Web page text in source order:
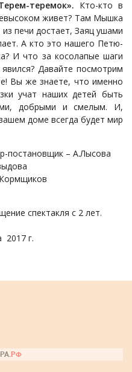
теремок». Кто-кто в
живет? Там Мышка
печи достает, Заяц ушами
А кто это нашего Петю-
И что за косолапые шаги
Давайте посмотрим
Вы же знаете, что именно
учат наших детей быть
добрыми и смелым. И,
доме всегда будет мир
постановщик – А.Лысова
спектакля с 2 лет.
2017 г.